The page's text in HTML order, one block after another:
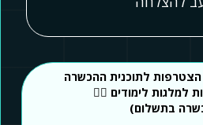
לתוכנית ההכשרה
למלגות לימודים 👇🏻
בתשלום)